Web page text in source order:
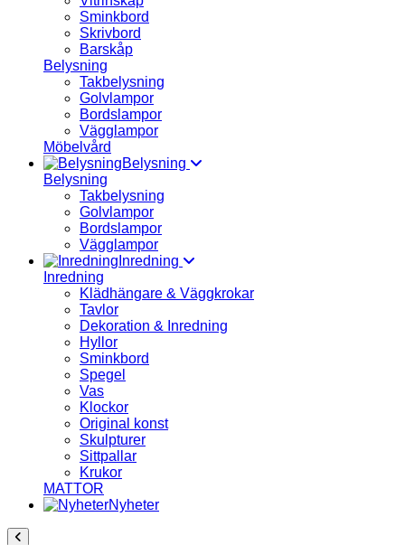
Sminkbord
Skrivbord
Barskåp
Belysning
Takbelysning
Golvlampor
Bordslampor
Vägglampor
Möbelvård
Belysning
Belysning
Takbelysning
Golvlampor
Bordslampor
Vägglampor
Inredning
Inredning
Klädhängare & Väggkrokar
Tavlor
Dekoration & Inredning
Hyllor
Sminkbord
Spegel
Vas
Klockor
Original konst
Skulpturer
Sittpallar
Krukor
MATTOR
Nyheter